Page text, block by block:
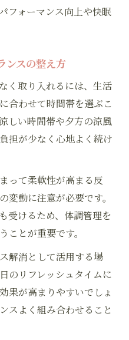
フォーマンス向上や快眠
ンスの整え方
く取り入れるには、生活
合わせて時間帯を選ぶこ
しい時間帯や夕方の涼風
担が少なく心地よく続け
って柔軟性が高まる反
変動に注意が必要です。
受けるため、体調管理を
ことが重要です。
解消として活用する場
のリフレッシュタイムに
果が高まりやすいでしょ
スよく組み合わせること